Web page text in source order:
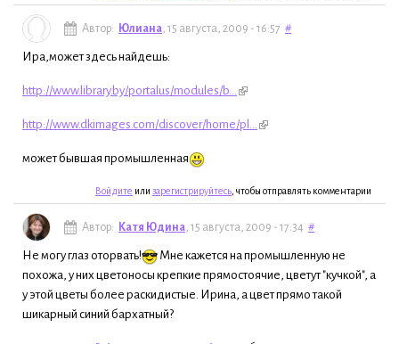
Автор: Юлиана , 15 августа, 2009 - 16:57 #
Ира,может здесь найдешь:
http://www.library.by/portalus/modules/b...
http://www.dkimages.com/discover/home/pl...
может бывшая промышленная
Войдите или зарегистрируйтесь , чтобы отправлять комментарии
Автор: Катя Юдина , 15 августа, 2009 - 17:34 #
Не могу глаз оторвать!
Мне кажется на промышленную не
похожа, у них цветоносы крепкие прямостоячие, цветут "кучкой", а
у этой цветы более раскидистые. Ирина, а цвет прямо такой
шикарный синий бархатный?